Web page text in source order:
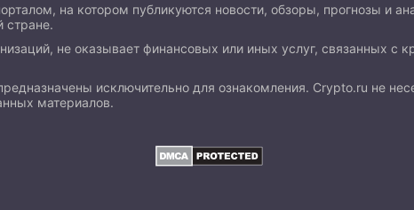
на котором публикуются новости, обзоры, прогнозы и
стране.
не оказывает финансовых или иных услуг, связанных с
исключительно для ознакомления. Crypto.ru не
материалов.